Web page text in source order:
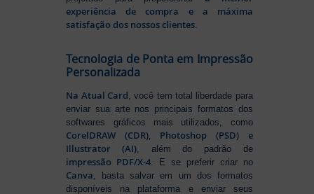
experiência de compra e a máxima
satisfação dos nossos clientes.
Tecnologia de Ponta em Impressão
Personalizada
Na Atual Card , você tem total liberdade para
enviar sua arte nos principais formatos dos
softwares gráficos mais utilizados, como
CorelDRAW (CDR), Photoshop (PSD) e
Illustrator (AI) , além do padrão de
impressão PDF/X-4 . E se preferir criar no
Canva , basta salvar em um dos formatos
disponíveis na plataforma e enviar seus